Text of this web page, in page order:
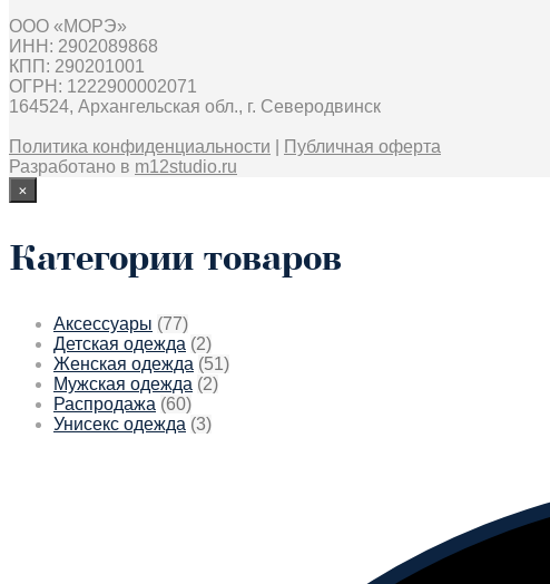
ООО «МОРЭ»
ИНН: 2902089868
КПП: 290201001
ОГРН: 1222900002071
164524, Архангельская обл., г. Северодвинск
Политика конфиденциальности
Публичная оферта
Разработано в m12studio.ru
×
Категории товаров
Аксессуары (77)
Детская одежда (2)
Женская одежда (51)
Мужская одежда (2)
Распродажа (60)
Унисекс одежда (3)